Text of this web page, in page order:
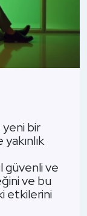
Nedir?
cinsel
ve
için merak
"analingus"
veya